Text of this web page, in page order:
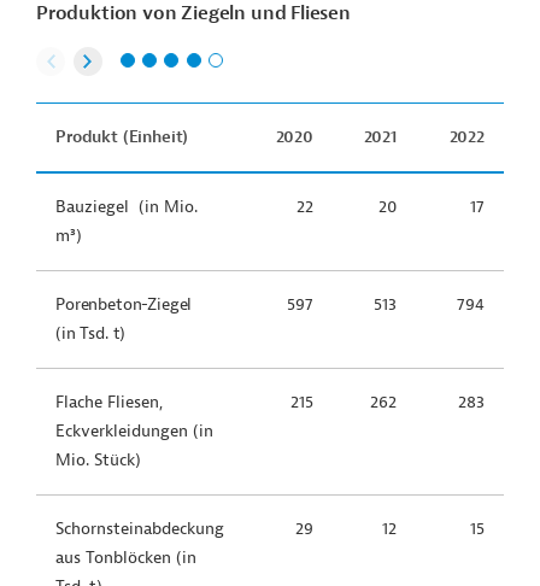
Produktion von Ziegeln und Fliesen
Produkt (Einheit) 2020 2021 2022
Bauziegel ​​(in Mio.
m³)
22 20 17
Porenbeton-Ziegel
(in Tsd. t)
597 513 794
Flache Fliesen,
Eckverkleidungen (in
Mio. Stück)
215 262 283
Schornsteinabdeckung
aus Tonblöcken (in
29 12 15